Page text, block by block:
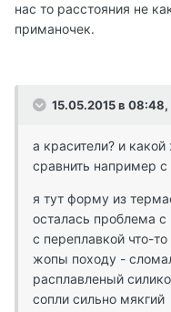
нас то расстояния не
приманочек.
15.05.2015 в 08:48,
а красители? и
сравнить например
я тут форму из
осталась проблема
с переплавкой что-
жопы походу -
расплавленый
сопли сильно мякгий